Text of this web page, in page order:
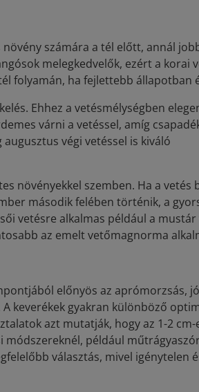
számára a tél előtt, annál
melegkedvelők, ezért a korai
folyamán, ha fejlettebb állapotban
Ehhez a vetésmélységben
várni a vetéssel, amíg
végi vetéssel is kiváló
növényekkel szemben. Ha a vetés
második felében történik, a
vetésre alkalmas például a mustár
az emelt vetőmagnorma
előnyös az aprómorzsás,
keverékek gyakran különböző
azt mutatják, hogy az 1-2 cm-
például
választás, mivel igénytelen